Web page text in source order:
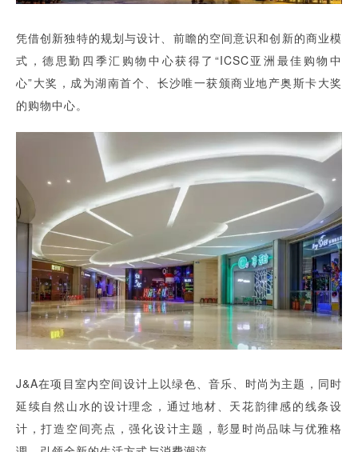
凭借创新独特的规划与设计、前瞻的空间意识和创新的商业模
式，德思勤四季汇购物中心获得了“ICSC亚洲最佳购物中
心”大奖，成为湖南首个、长沙唯一获颁商业地产奥斯卡大奖
的购物中心。
J&A在项目室内空间设计上以绿色、音乐、时尚为主题，同时
延续自然山水的设计理念，通过地材、天花韵律感的线条设
计，打造空间亮点，强化设计主题，彰显时尚品味与优雅格